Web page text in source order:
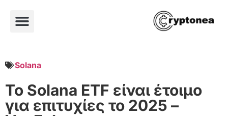
Solana
Το Solana ETF είναι έτοιμο
για επιτυχίες το 2025 –